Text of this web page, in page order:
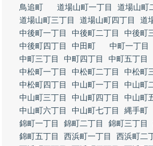
鳥追町
道場山町一丁目
道場山町
道場山町三丁目
道場山町四丁目
道
中後町一丁目
中後町二丁目
中後町
中後町四丁目
中田町 中町一丁目
中町三丁目
中町四丁目
中町五丁目
中松町一丁目
中松町二丁目
中松町
中松町四丁目
中山町一丁目
中山町
中山町三丁目
中山町四丁目
中山町
中山町六丁目
中山町七丁目
縄手町
錦町一丁目
錦町二丁目 錦町三丁目
錦町五丁目
西浜町一丁目
西浜町二